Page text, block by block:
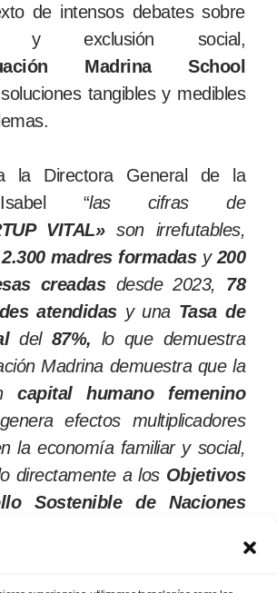
de intensos debates sobre
y exclusión social,
Madrina School
tangibles y medibles
la Directora General de la
“las cifras de
VITAL»son irrefutables,
madres formadasy 200
creadasdesde 2023, 78
atendidasy una Tasa de
del 87%, lo que demuestra
Madrina demuestra que la
capital humano femenino
efectos multiplicadores
la economía familiar y social,
directamente a los Objetivos
Sostenible de Naciones
1, 5 y 8)